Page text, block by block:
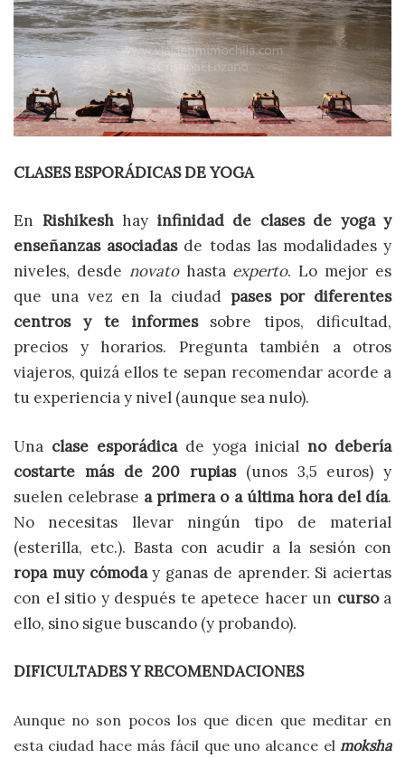
CLASES ESPORÁDICAS DE YOGA
En Rishikeshhay infinidad de clases de yoga y
enseñanzas asociadas de todas las modalidades y
niveles, desde novatohasta experto. Lo mejor es
que una vez en la ciudadpases por diferentes
centros
y te informessobre tipos, dificultad,
precios y horarios. Pregunta también a otros
viajeros, quizá ellos te sepan recomendar acorde a
tu experiencia y nivel (aunque sea nulo).
Una clase esporádicade yoga inicial no debería
costarte más de 200 rupias(unos 3,5 euros) y
suelen celebrase a primera o a última hora del día.
No necesitas llevar ningún tipo de material
(esterilla, etc.). Basta con acudir a la sesión con
ropa muy cómoday ganas de aprender. Si aciertas
con el sitio y después te apetece hacer un cursoa
ello, sino sigue buscando (y probando).
DIFICULTADES Y RECOMENDACIONES
Aunque no son pocos los que dicen que meditar en
esta ciudad hace más fácil que uno alcance el moksha